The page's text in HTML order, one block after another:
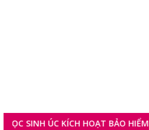
ÚC KÍCH HOẠT BẢO HIỂM OSHC